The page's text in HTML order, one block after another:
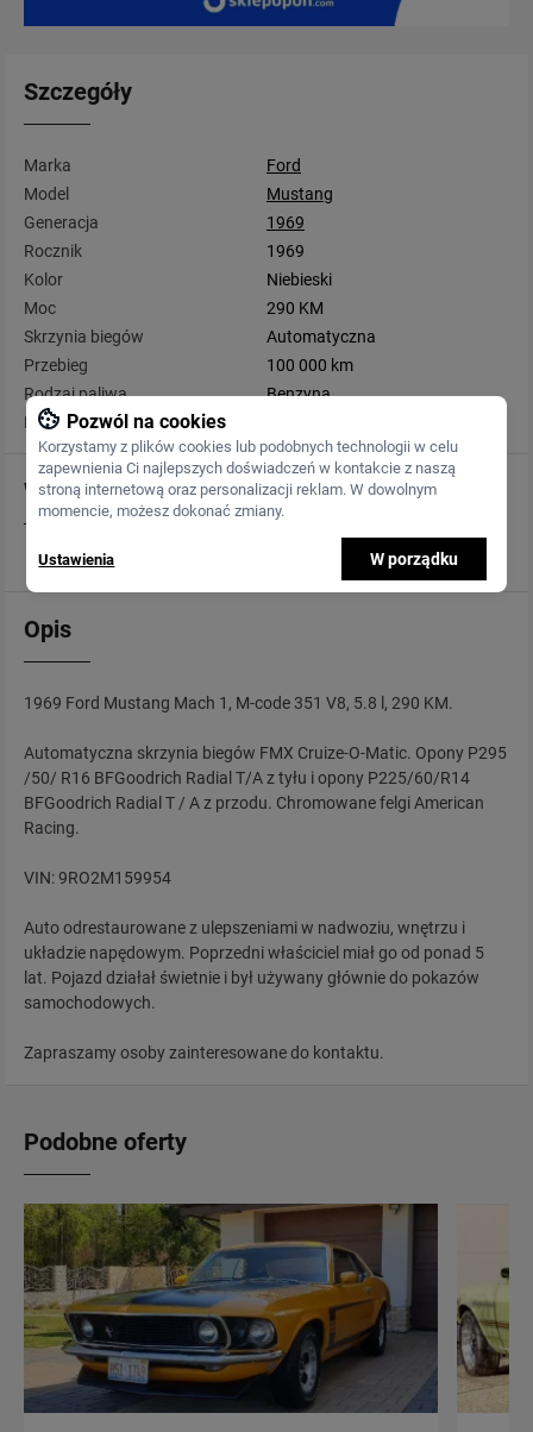
Szczegóły
Marka
Ford
Model
Mustang
Generacja
1969
Rocznik
1969
Kolor
Niebieski
Moc
290 KM
Skrzynia biegów
Automatyczna
Przebieg
100 000 km
Rodzaj paliwa
Benzyna
Pojemność
Wyposażenie
Opis
1969 Ford Mustang Mach 1, M-code 351 V8, 5.8 l, 290 KM.
Automatyczna skrzynia biegów FMX Cruize-O-Matic. Opony P295
/50/ R16 BFGoodrich Radial T/A z tyłu i opony P225/60/R14
BFGoodrich Radial T / A z przodu. Chromowane felgi American
Racing.
VIN: 9RO2M159954
Auto odrestaurowane z ulepszeniami w nadwoziu, wnętrzu i
układzie napędowym. Poprzedni właściciel miał go od ponad 5
lat. Pojazd działał świetnie i był używany głównie do pokazów
samochodowych.
Zapraszamy osoby zainteresowane do kontaktu.
Podobne oferty
Pozwól na cookies
Korzystamy z plików cookies lub podobnych technologii w celu
zapewnienia Ci najlepszych doświadczeń w kontakcie z naszą
stroną internetową oraz personalizacji reklam. W dowolnym
momencie, możesz dokonać zmiany.
Ustawienia W porządku